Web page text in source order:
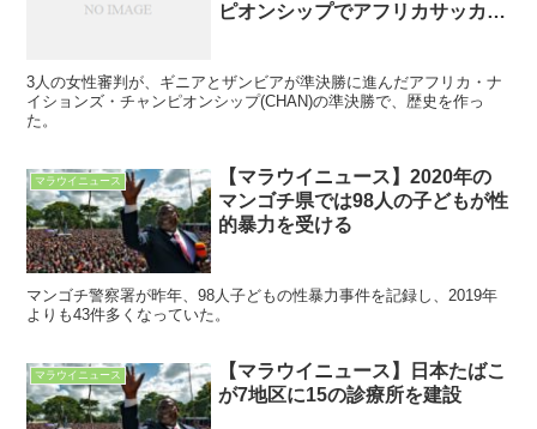
ピオンシップでアフリカサッカー
3人の女性審判が、ギニアとザンビアが準決勝に進んだアフリカ・ナ
イションズ・チャンピオンシップ(CHAN)の準決勝で、歴史を作っ
た。
マラウイニュース
【マラウイニュース】2020年の
マンゴチ県では98人の子どもが性
的暴力を受ける
マンゴチ警察署が昨年、98人子どもの性暴力事件を記録し、2019年
よりも43件多くなっていた。
マラウイニュース
【マラウイニュース】日本たばこ
が7地区に15の診療所を建設